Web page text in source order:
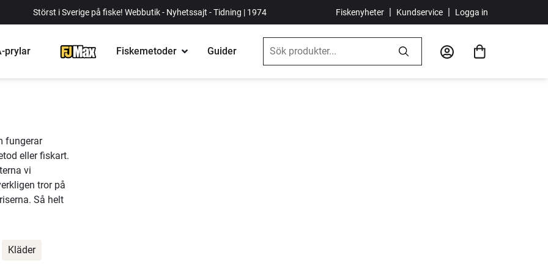
Störst i Sverige på fiske! Webbutik - Nyhetssajt - Tidning | 1974 Fiskenyheter | Kundservice | Logga in
prylar Fiskemetoder Guider
fungerar
eller fiskart.
vi
tror på
Så helt
Kläder